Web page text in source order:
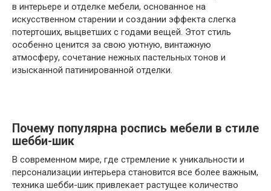
в интерьере и отделке мебели, основанное на
искусственном старении и создании эффекта слегка
потертоших, выцветших с годами вещей. Этот стиль
особенно ценится за свою уютную, винтажную
атмосферу, сочетание нежных пастельных тонов и
изысканной патинированной отделки.
Почему популярна роспись мебели в стиле
шебби-шик
В современном мире, где стремление к уникальности и
персонализации интерьера становится все более важным,
техника шебби-шик привлекает растущее количество